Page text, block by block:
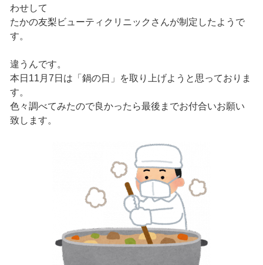
わせして
たかの友梨ビューティクリニックさんが制定したようで
す。
違うんです。
本日11月7日は「鍋の日」を取り上げようと思っておりま
す。
色々調べてみたので良かったら最後までお付合いお願い
致します。